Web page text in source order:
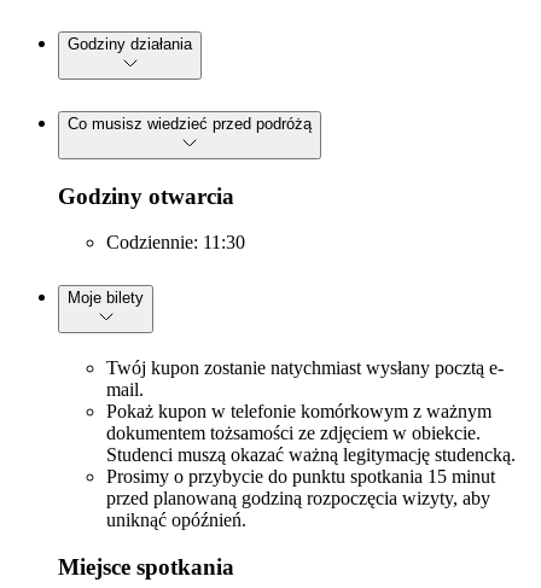
Godziny działania
Co musisz wiedzieć przed podróżą
Godziny otwarcia
Codziennie: 11:30
Moje bilety
Twój kupon zostanie natychmiast wysłany pocztą e-
mail.
Pokaż kupon w telefonie komórkowym z ważnym
dokumentem tożsamości ze zdjęciem w obiekcie.
Studenci muszą okazać ważną legitymację studencką.
Prosimy o przybycie do punktu spotkania 15 minut
przed planowaną godziną rozpoczęcia wizyty, aby
uniknąć opóźnień.
Miejsce spotkania